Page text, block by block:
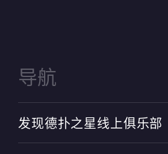
导航
发现德扑之星线上俱乐部